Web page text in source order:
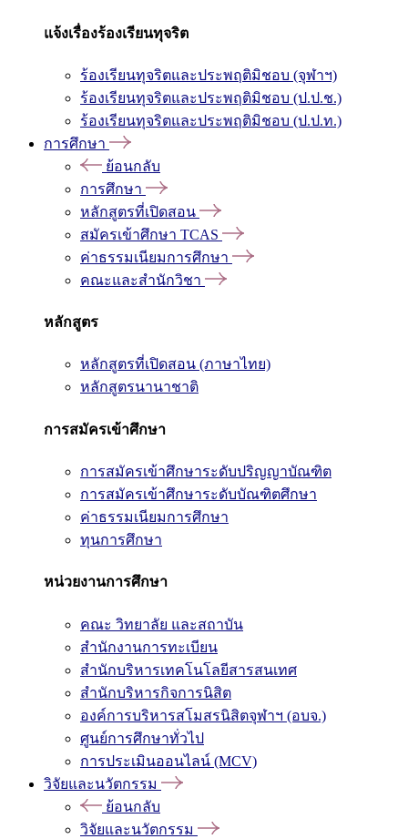
แจ้งเรื่องร้องเรียนทุจริต
ร้องเรียนทุจริตและประพฤติมิชอบ (จุฬาฯ)
ร้องเรียนทุจริตและประพฤติมิชอบ (ป.ป.ช.)
ร้องเรียนทุจริตและประพฤติมิชอบ (ป.ป.ท.)
การศึกษา
ย้อนกลับ
การศึกษา
หลักสูตรที่เปิดสอน
สมัครเข้าศึกษา TCAS
ค่าธรรมเนียมการศึกษา
คณะและสำนักวิชา
หลักสูตร
หลักสูตรที่เปิดสอน (ภาษาไทย)
หลักสูตรนานาชาติ
การสมัครเข้าศึกษา
การสมัครเข้าศึกษาระดับปริญญาบัณฑิต
การสมัครเข้าศึกษาระดับบัณฑิตศึกษา
ค่าธรรมเนียมการศึกษา
ทุนการศึกษา
หน่วยงานการศึกษา
คณะ วิทยาลัย และสถาบัน
สำนักงานการทะเบียน
สำนักบริหารเทคโนโลยีสารสนเทศ
สำนักบริหารกิจการนิสิต
องค์การบริหารสโมสรนิสิตจุฬาฯ (อบจ.)
ศูนย์การศึกษาทั่วไป
การประเมินออนไลน์ (MCV)
วิจัยและนวัตกรรม
ย้อนกลับ
วิจัยและนวัตกรรม